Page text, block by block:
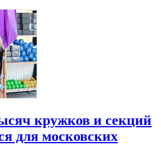
кружков и секций
для московских